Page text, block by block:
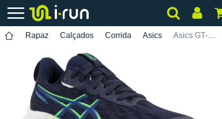
Rapaz Calçados Corrida Asics Asics GT-1000 14 GS